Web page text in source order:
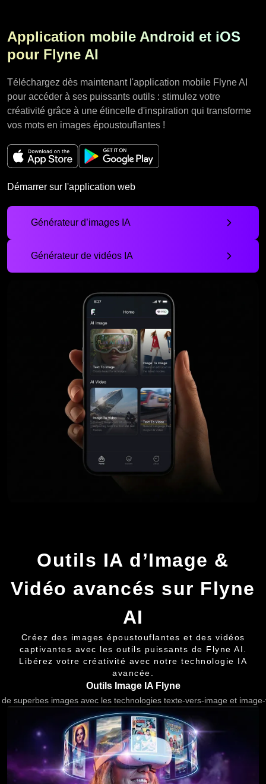
Application mobile Android et iOS
pour Flyne AI
Téléchargez dès maintenant l'application mobile Flyne AI
pour accéder à ses puissants outils : stimulez votre
créativité grâce à une étincelle d'inspiration qui transforme
vos mots en images époustouflantes !
Démarrer sur l'application web
Générateur d’images IA
Générateur de vidéos IA
Outils IA d’Image &
Vidéo avancés sur Flyne
AI
Créez des images époustouflantes et des vidéos
captivantes avec les outils puissants de Flyne AI.
Libérez votre créativité avec notre technologie IA
avancée.
Outils Image IA Flyne
superbes images avec les technologies texte-vers-image et